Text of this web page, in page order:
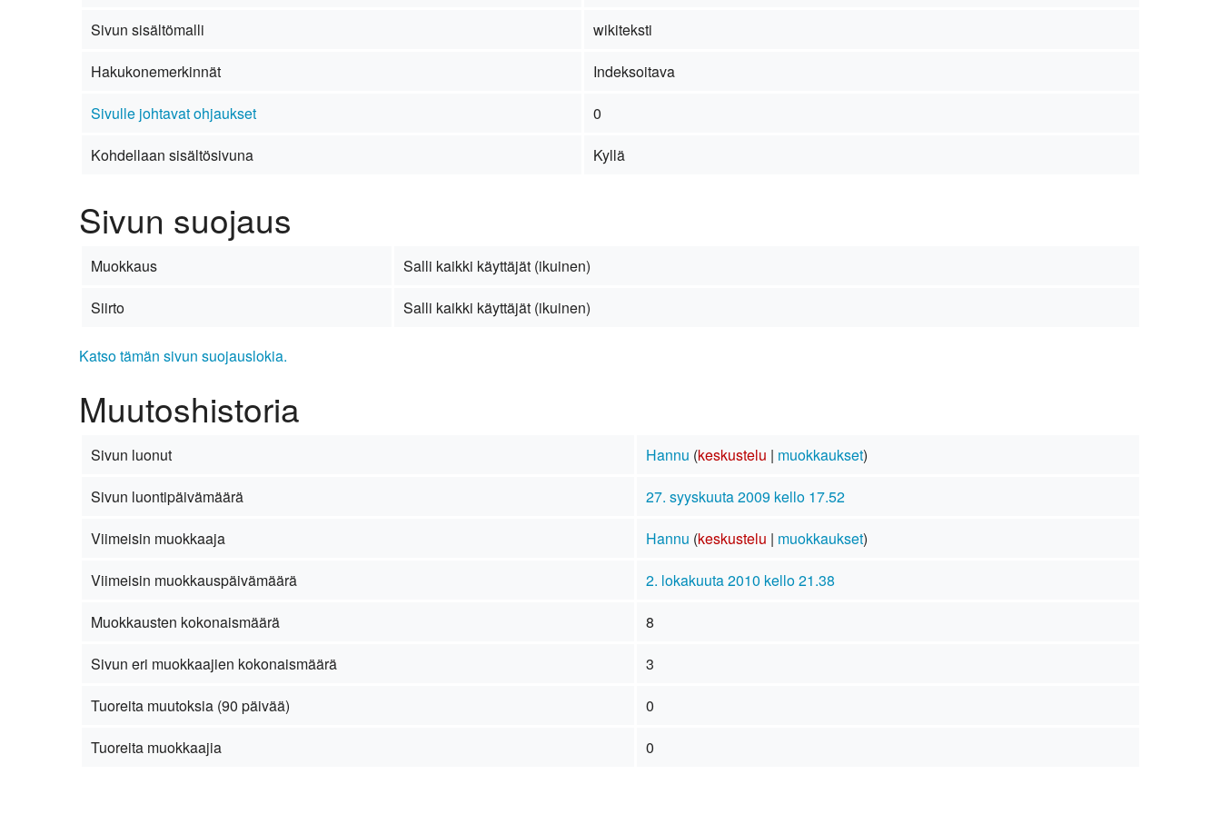
Kirkkoon liittyminen
Sivun sisältömalli
wikiteksti
Hakukonemerkinnät
Indeksoitava
Sivulle johtavat ohjaukset
0
Kohdellaan sisältösivuna
Kyllä
Sivun suojaus
Muokkaus
Salli kaikki käyttäjät (ikuinen)
Siirto
Salli kaikki käyttäjät (ikuinen)
Katso tämän sivun suojauslokia.
Muutoshistoria
Sivun luonut Hannu (keskustelu | muokkaukset)
Sivun luontipäivämäärä
27. syyskuuta 2009 kello 17.52
Viimeisin muokkaaja
Hannu (keskustelu | muokkaukset)
Viimeisin muokkauspäivämäärä
2. lokakuuta 2010 kello 21.38
Muokkausten kokonaismäärä
8
Sivun eri muokkaajien kokonaismäärä
3
Tuoreita muutoksia (90 päivää)
0
Tuoreita muokkaajia
0